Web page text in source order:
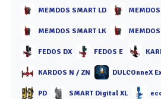
MEMDOS SMART LD
MEMDOS SMART LK
FEDOS DX FEDOS E
KARDOS N / ZN DULCOnneX
PD SMART Digital XL